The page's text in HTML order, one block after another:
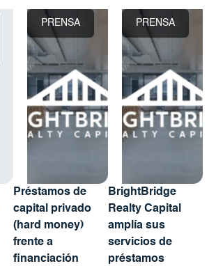
PRENSA
Préstamos de
capital privado
(hard money)
frente a
financiación
PRENSA
BrightBridge
Realty Capital
amplía sus
servicios de
préstamos